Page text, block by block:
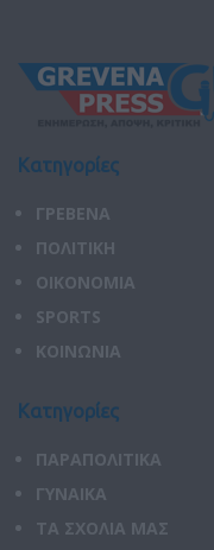
Κατηγορίες
ΓΡΕΒΕΝΑ
ΠΟΛΙΤΙΚΗ
ΟΙΚΟΝΟΜΙΑ
SPORTS
ΚΟΙΝΩΝΙΑ
Κατηγορίες
ΠΑΡΑΠΟΛΙΤΙΚΑ
ΓΥΝΑΙΚΑ
ΤΑ ΣΧΟΛΙΑ ΜΑΣ